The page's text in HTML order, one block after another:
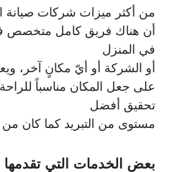
من أكثر ميزات شركات صيانة
أن هناك فريق كامل متخصص
في المنزل
أو الشركة أو أيّ مكانٍ آخر،
على جعل المكان مناسباً للراحة
تحقيق أفضل
مستوى من التبريد كما كان
بعض الخدمات التي